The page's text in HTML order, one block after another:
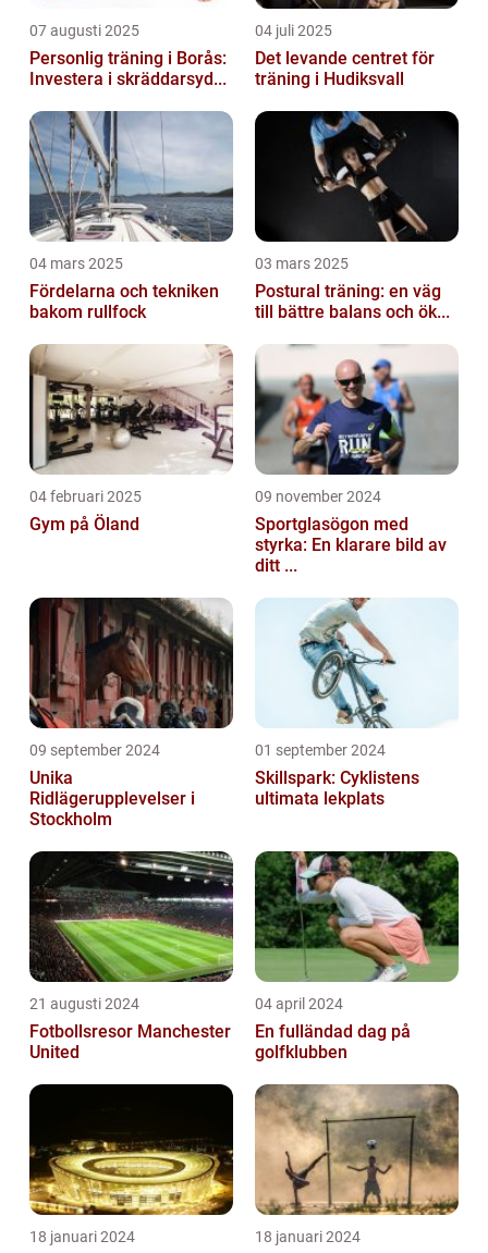
07 augusti 2025
Personlig träning i Borås:
Investera i skräddarsyd...
04 juli 2025
Det levande centret för
träning i Hudiksvall
04 mars 2025
Fördelarna och tekniken
bakom rullfock
03 mars 2025
Postural träning: en väg
till bättre balans och ök...
04 februari 2025
Gym på Öland
09 november 2024
Sportglasögon med
styrka: En klarare bild av
ditt ...
09 september 2024
Unika
Ridlägerupplevelser i
Stockholm
01 september 2024
Skillspark: Cyklistens
ultimata lekplats
21 augusti 2024
Fotbollsresor Manchester
United
04 april 2024
En fulländad dag på
golfklubben
18 januari 2024 18 januari 2024